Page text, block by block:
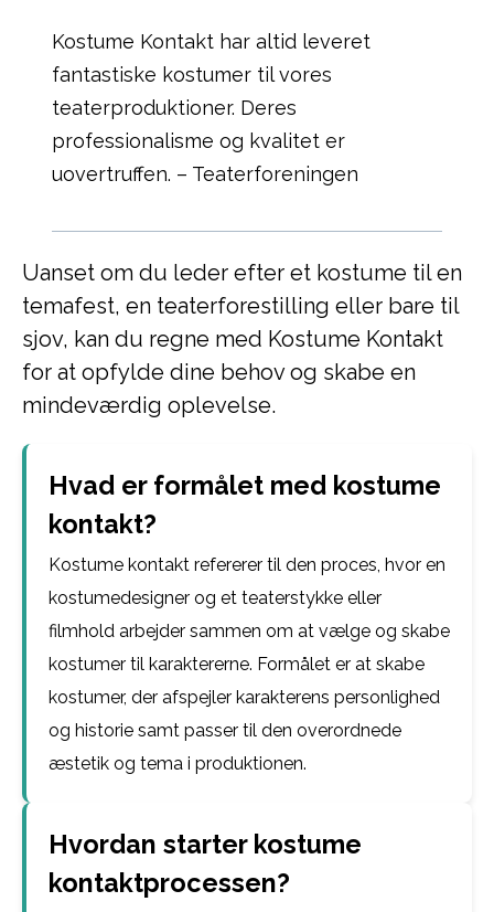
Kostume Kontakt har altid leveret
fantastiske kostumer til vores
teaterproduktioner. Deres
professionalisme og kvalitet er
uovertruffen. – Teaterforeningen
Uanset om du leder efter et kostume til en
temafest, en teaterforestilling eller bare til
sjov, kan du regne med Kostume Kontakt
for at opfylde dine behov og skabe en
mindeværdig oplevelse.
Hvad er formålet med kostume
kontakt?
Kostume kontakt refererer til den proces, hvor en
kostumedesigner og et teaterstykke eller
filmhold arbejder sammen om at vælge og skabe
kostumer til karaktererne. Formålet er at skabe
kostumer, der afspejler karakterens personlighed
og historie samt passer til den overordnede
æstetik og tema i produktionen.
Hvordan starter kostume
kontaktprocessen?